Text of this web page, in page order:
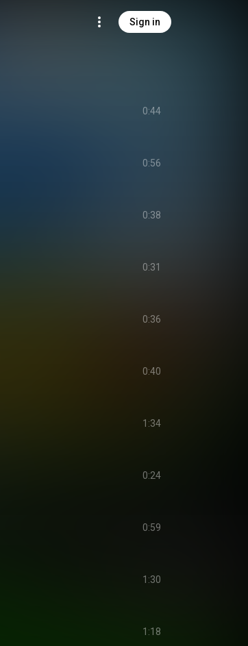
Sign in
0:44
0:56
0:38
0:31
0:36
0:40
1:34
0:24
0:59
1:30
1:18